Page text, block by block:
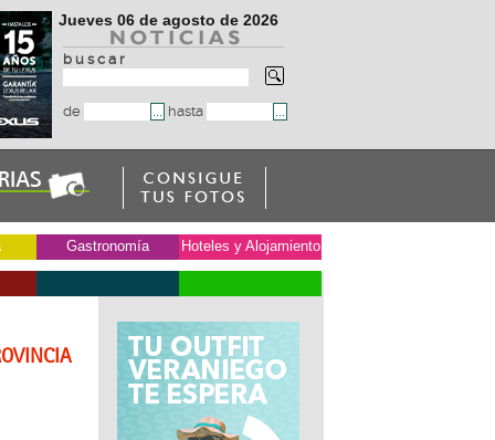
Jueves 06 de agosto de 2026
b u s c a r
de hasta
Gastronomía Hoteles y Alojamiento